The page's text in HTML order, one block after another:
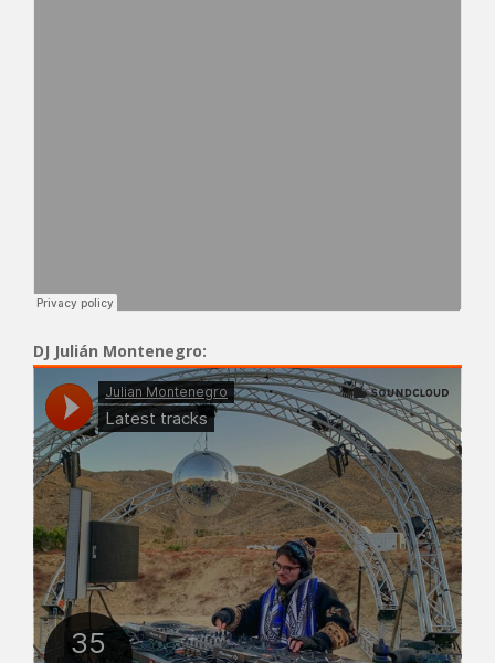
DJ Julián Montenegro: